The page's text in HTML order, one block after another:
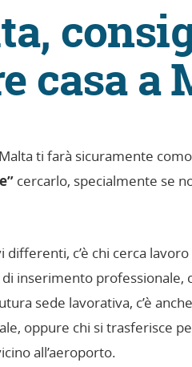
casa a
ti farà sicuramente
cercarlo, specialmente se
c’è chi cerca
inserimento professionale,
sede lavorativa, c’è
oppure chi si trasferisce
all’aeroporto.